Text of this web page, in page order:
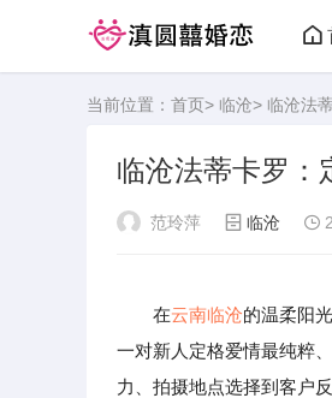
当前位置： 首页> 临沧> 临沧法
临沧法蒂卡罗：
范玲萍 临沧
在云南临沧的温柔阳
一对新人定格爱情最纯粹
力、拍摄地点选择到客户